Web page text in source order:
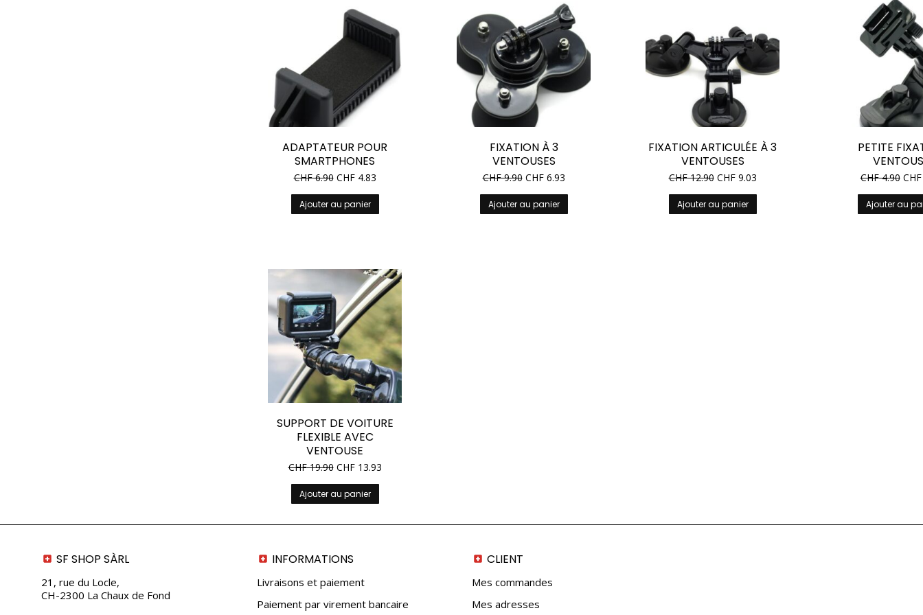
choisies
sur
la
page
ADAPTATEUR POUR
SMARTPHONES
CHF6.90 CHF4.83
Ajouter au panier
FIXATION À 3
VENTOUSES
CHF9.90 CHF6.93
Ajouter au panier
FIXATION ARTICULÉE À 3
VENTOUSES
CHF12.90 CHF9.03
Ajouter au panier
PETITE
CHF4.90 CHF
Ajouter au
SUPPORT DE VOITURE
FLEXIBLE AVEC
VENTOUSE
CHF19.90 CHF13.93
Ajouter au panier
SF SHOP SÀRL
21, rue du Locle,
CH-2300 La Chaux de Fond
INFORMATIONS
Livraisons et paiement
Paiement par virement bancaire
CLIENT
Mes commandes
Mes adresses